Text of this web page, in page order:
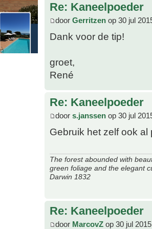
Re: Kaneelpoeder
door Gerritzen op 30 jul
Dank voor de tip!
groet,
René
Re: Kaneelpoeder
door s.janssen op 30 jul
Gebruik het zelf ook
The forest abounded with
green foliage and the elegant
Darwin 1832
Re: Kaneelpoeder
door MarcovZ op 30 jul